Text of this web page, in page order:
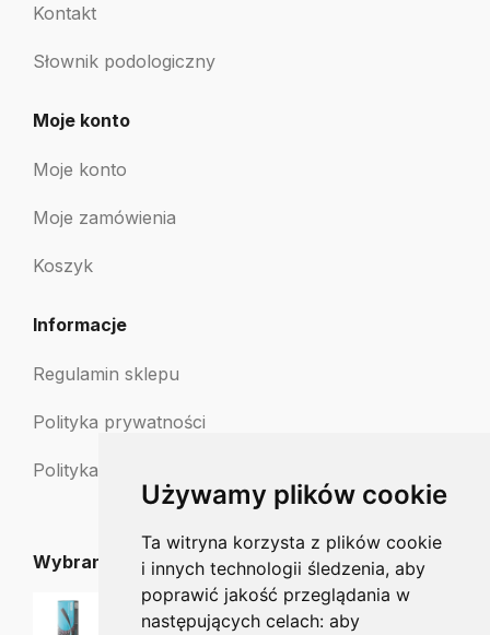
Używamy plików cookie
Ta witryna korzysta z plików cookie
i innych technologii śledzenia, aby
poprawić jakość przeglądania w
następujących celach: aby
Kontakt
Słownik podologiczny
Moje konto
Moje konto
Moje zamówienia
Koszyk
Informacje
Regulamin sklepu
Polityka prywatności
Polityka zwrotów
Wybrane dla Ciebie
Staleks nakładka papmAm do pilników prostych 22-100/180 - 50 szt.
57.50zł 51.75zł